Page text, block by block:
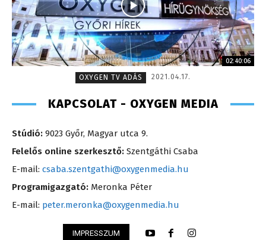
02:40:06
OXYGEN TV ADÁS
2021.04.17.
KAPCSOLAT - OXYGEN MEDIA
Stúdió: 9023 Győr, Magyar utca 9.
Felelős online szerkesztő: Szentgáthi Csaba
E-mail: csaba.szentgathi@oxygenmedia.hu
Programigazgató: Meronka Péter
E-mail: peter.meronka@oxygenmedia.hu
IMPRESSZUM